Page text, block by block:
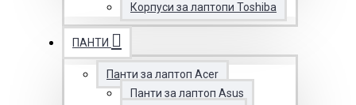
Корпуси за лаптопи Toshiba
ПАНТИ
Панти за лаптоп Acer
Панти за лаптоп Asus